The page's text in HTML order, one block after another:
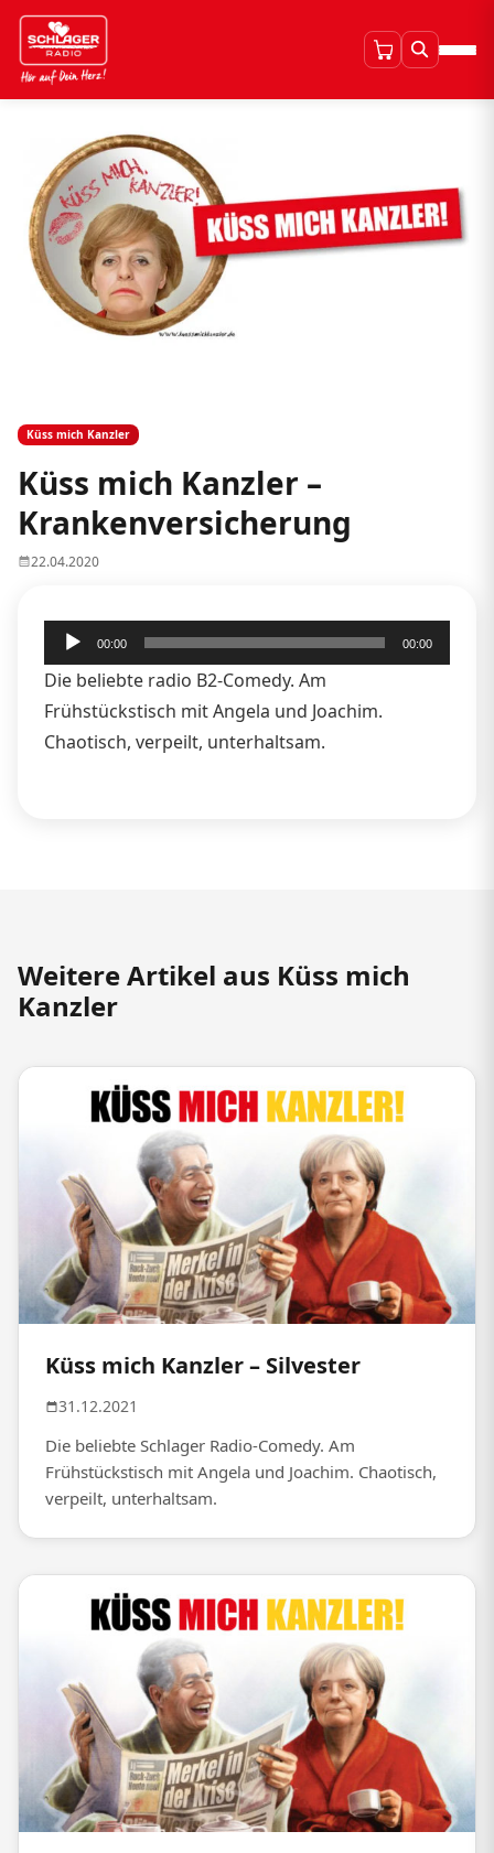
Küss mich Kanzler
Küss mich Kanzler –
Krankenversicherung
22.04.2020
Audio-
Player
00:00 00:00
Die beliebte radio B2-Comedy. Am
Frühstückstisch mit Angela und Joachim.
Chaotisch, verpeilt, unterhaltsam.
Weitere Artikel aus Küss mich
Kanzler
Küss mich Kanzler – Silvester
31.12.2021
Die beliebte Schlager Radio-Comedy. Am
Frühstückstisch mit Angela und Joachim. Chaotisch,
verpeilt, unterhaltsam.